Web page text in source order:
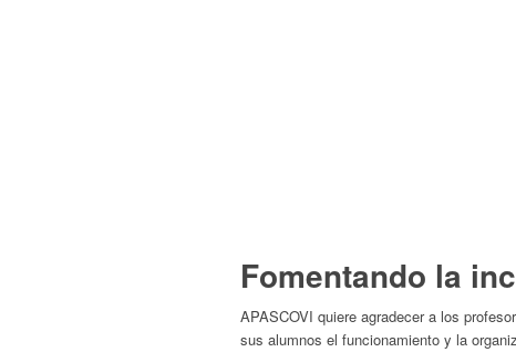
Fomentando la
APASCOVI quiere agradecer a los
sus alumnos el funcionamiento y la